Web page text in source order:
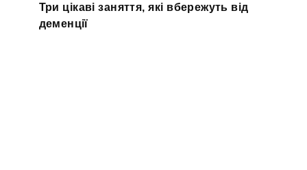
Три цікаві заняття, які вбережуть від
деменції